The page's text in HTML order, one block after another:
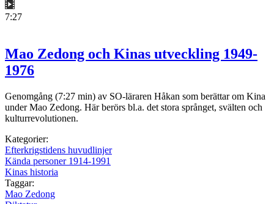
7:27
Mao Zedong och Kinas utveckling 1949-
1976
Genomgång (7:27 min) av SO-läraren Håkan som berättar om Kina
under Mao Zedong. Här berörs bl.a. det stora språnget, svälten och
kulturrevolutionen.
Kategorier:
Efterkrigstidens huvudlinjer
Kända personer 1914-1991
Kinas historia
Taggar:
Mao Zedong